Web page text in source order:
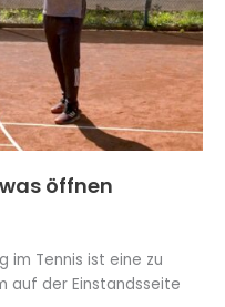
öffnen
im Tennis ist eine zu
auf der Einstandsseite